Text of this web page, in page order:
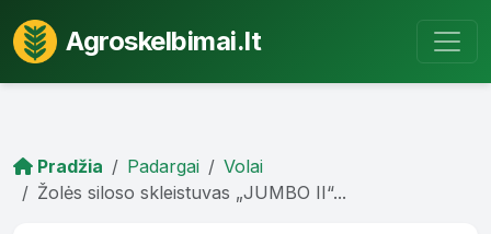
Agroskelbimai.lt
Pradžia Padargai
Volai
Žolės siloso skleistuvas „JUMBO II“...